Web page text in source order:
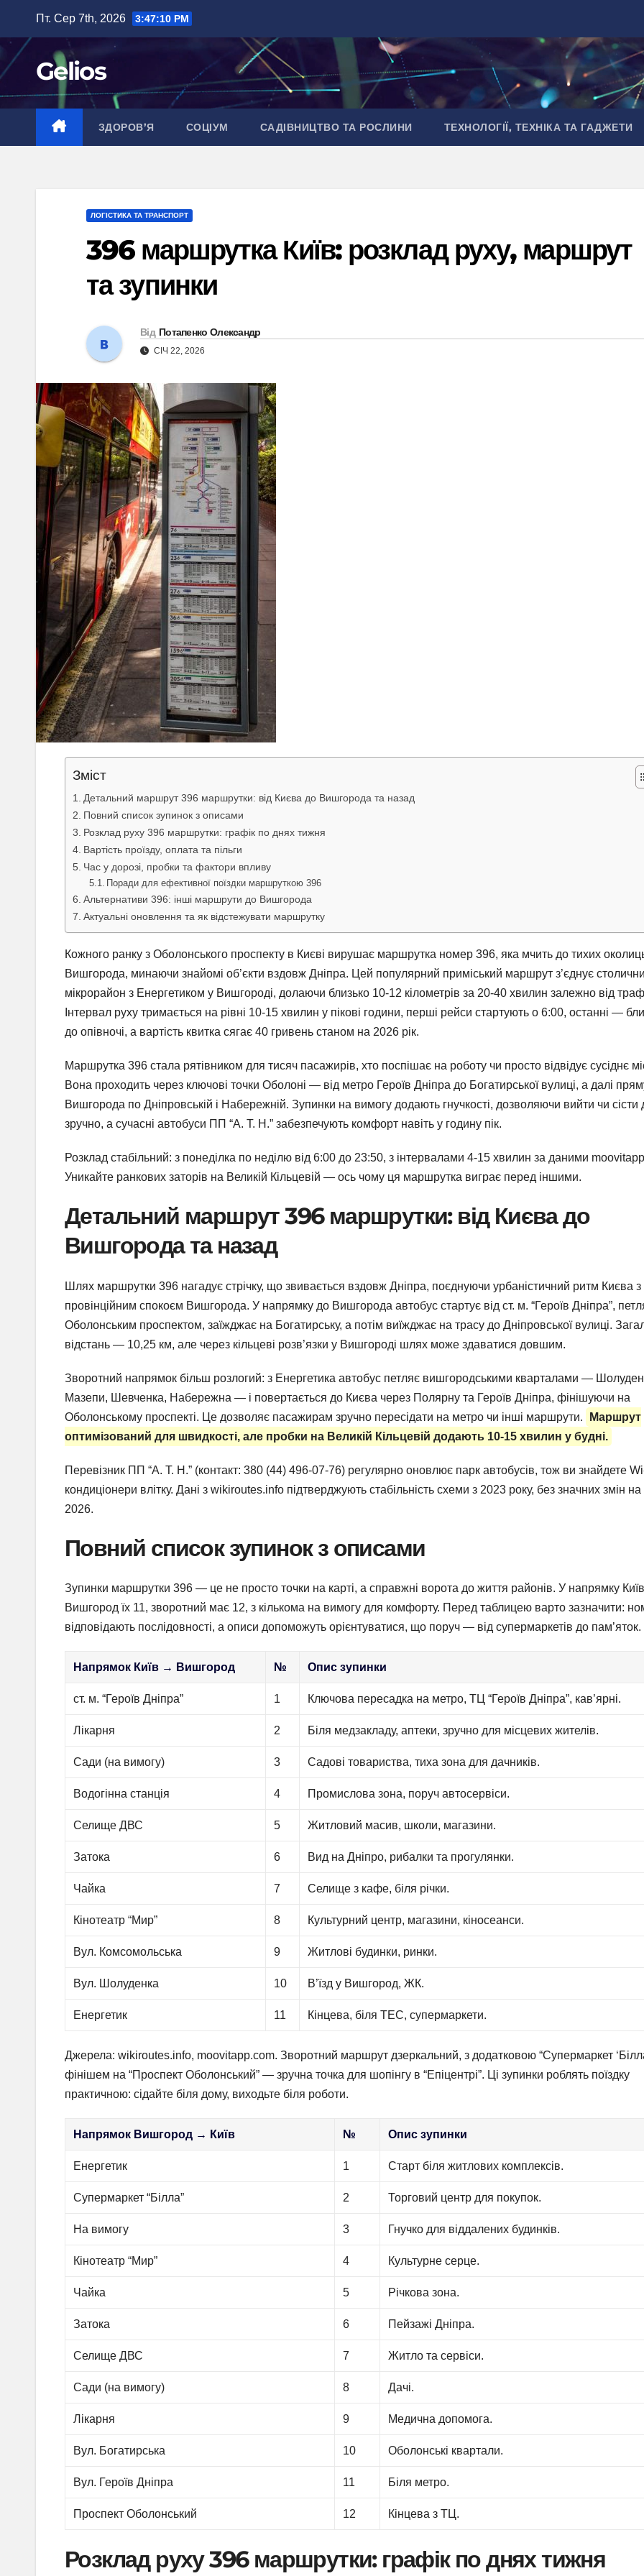
вмісту
Пт. Сер 7th, 2026 3:47:10 PM
Gelios
ЗДОРОВ’Я СОЦІУМ САДІВНИЦТВО ТА РОСЛИНИ ТЕХНОЛОГІЇ, ТЕХНІКА ТА ГАДЖЕТИ
ЛОГІСТИКА ТА ТРАНСПОРТ
396 маршрутка Київ: розклад руху, маршрут
та зупинки
Від Потапенко Олександр
СІЧ 22, 2026
Зміст
Детальний маршрут 396 маршрутки: від Києва до Вишгорода та назад
Повний список зупинок з описами
Розклад руху 396 маршрутки: графік по днях тижня
Вартість проїзду, оплата та пільги
Час у дорозі, пробки та фактори впливу
Поради для ефективної поїздки маршруткою 396
Альтернативи 396: інші маршрути до Вишгорода
Актуальні оновлення та як відстежувати маршрутку
Кожного ранку з Оболонського проспекту в Києві вирушає маршрутка номер 396, яка мчить до тихих
Вишгорода, минаючи знайомі об’єкти вздовж Дніпра. Цей популярний приміський маршрут з’єднує
мікрорайон з Енергетиком у Вишгороді, долаючи близько 10-12 кілометрів за 20-40 хвилин залежно від
Інтервал руху тримається на рівні 10-15 хвилин у пікові години, перші рейси стартують о 6:00, останні —
до опівночі, а вартість квитка сягає 40 гривень станом на 2026 рік.
Маршрутка 396 стала рятівником для тисяч пасажирів, хто поспішає на роботу чи просто відвідує сусіднє
Вона проходить через ключові точки Оболоні — від метро Героїв Дніпра до Богатирської вулиці, а далі
Вишгорода по Дніпровській і Набережній. Зупинки на вимогу додають гнучкості, дозволяючи вийти чи сісти
зручно, а сучасні автобуси ПП “А. Т. Н.” забезпечують комфорт навіть у годину пік.
Розклад стабільний: з понеділка по неділю від 6:00 до 23:50, з інтервалами 4-15 хвилин за даними
Уникайте ранкових заторів на Великій Кільцевій — ось чому ця маршрутка виграє перед іншими.
Детальний маршрут 396 маршрутки: від Києва до
Вишгорода та назад
Шлях маршрутки 396 нагадує стрічку, що звивається вздовж Дніпра, поєднуючи урбаністичний ритм Києва з
провінційним спокоєм Вишгорода. У напрямку до Вишгорода автобус стартує від ст. м. “Героїв Дніпра”,
Оболонським проспектом, заїжджає на Богатирську, а потім виїжджає на трасу до Дніпровської вулиці.
відстань — 10,25 км, але через кільцеві розв’язки у Вишгороді шлях може здаватися довшим.
Зворотний напрямок більш розлогий: з Енергетика автобус петляє вишгородськими кварталами —
Мазепи, Шевченка, Набережна — і повертається до Києва через Полярну та Героїв Дніпра, фінішуючи на
Оболонському проспекті. Це дозволяє пасажирам зручно пересідати на метро чи інші маршрути.
Маршрут
оптимізований для швидкості, але пробки на Великій Кільцевій додають 10-15 хвилин у будні.
Перевізник ПП “А. Т. Н.” (контакт: 380 (44) 496-07-76) регулярно оновлює парк автобусів, тож ви знайдете
кондиціонери влітку. Дані з wikiroutes.info підтверджують стабільність схеми з 2023 року, без значних змін на
2026.
Повний список зупинок з описами
Зупинки маршрутки 396 — це не просто точки на карті, а справжні ворота до життя районів. У напрямку
Вишгород їх 11, зворотний має 12, з кількома на вимогу для комфорту. Перед таблицею варто зазначити:
відповідають послідовності, а описи допоможуть орієнтуватися, що поруч — від супермаркетів до пам’яток.
Напрямок Київ → Вишгород № Опис зупинки
ст. м. “Героїв Дніпра” 1 Ключова пересадка на метро, ТЦ “Героїв Дніпра”, кав’ярні.
Лікарня 2 Біля медзакладу, аптеки, зручно для місцевих жителів.
Сади (на вимогу) 3 Садові товариства, тиха зона для дачників.
Водогінна станція 4 Промислова зона, поруч автосервіси.
Селище ДВС 5 Житловий масив, школи, магазини.
Затока 6 Вид на Дніпро, рибалки та прогулянки.
Чайка 7 Селище з кафе, біля річки.
Кінотеатр “Мир” 8 Культурний центр, магазини, кіносеанси.
Вул. Комсомольська 9 Житлові будинки, ринки.
Вул. Шолуденка 10 В’їзд у Вишгород, ЖК.
Енергетик 11 Кінцева, біля ТЕС, супермаркети.
Джерела: wikiroutes.info, moovitapp.com. Зворотний маршрут дзеркальний, з додатковою “Супермаркет
фінішем на “Проспект Оболонський” — зручна точка для шопінгу в “Епіцентрі”. Ці зупинки роблять поїздку
практичною: сідайте біля дому, виходьте біля роботи.
Напрямок Вишгород → Київ № Опис зупинки
Енергетик 1 Старт біля житлових комплексів.
Супермаркет “Білла” 2 Торговий центр для покупок.
На вимогу 3 Гнучко для віддалених будинків.
Кінотеатр “Мир” 4 Культурне серце.
Чайка 5 Річкова зона.
Затока 6 Пейзажі Дніпра.
Селище ДВС 7 Житло та сервіси.
Сади (на вимогу) 8 Дачі.
Лікарня 9 Медична допомога.
Вул. Богатирська 10 Оболонські квартали.
Вул. Героїв Дніпра 11 Біля метро.
Проспект Оболонський 12 Кінцева з ТЦ.
Розклад руху 396 маршрутки: графік по днях тижня